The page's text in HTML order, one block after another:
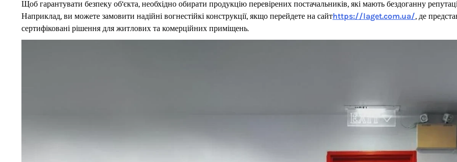
Щоб гарантувати безпеку об’єкта, необхідно обирати продукцію перевірених постачальників, які мають бездоганну
Наприклад, ви можете замовити надійні вогнестійкі конструкції, якщо перейдете на сайтhttps://laget.com.ua/, де
сертифіковані рішення для житлових та комерційних приміщень.